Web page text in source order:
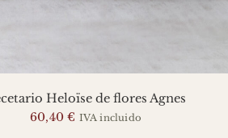
Heloïse de flores Agnes
60,40€ IVA incluido